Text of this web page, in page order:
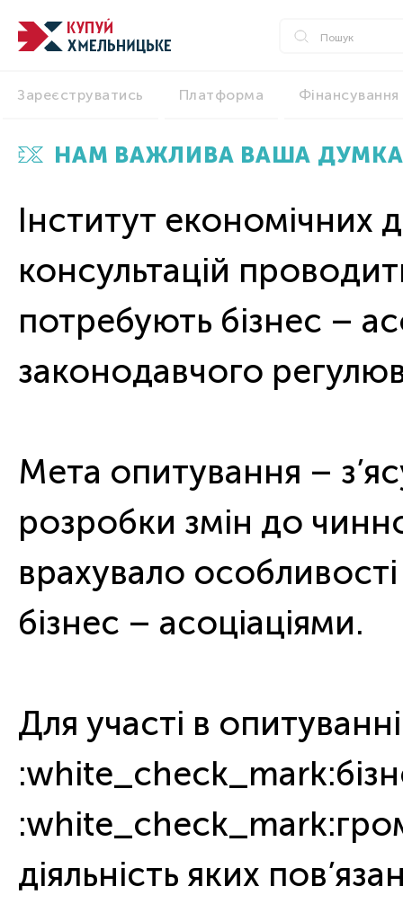
Зареєструватись Платформа Фінансування
НАМ ВАЖЛИВА ВАША
Інститут економічних
консультацій
потребують бізнес –
законодавчого
Мета опитування –
розробки змін до
врахувало
бізнес – асоціаціями.
Для участі в
діяльність яких